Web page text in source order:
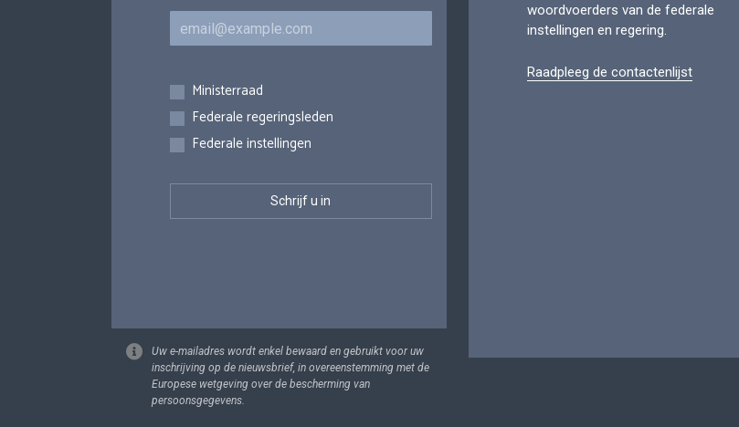
E-mail
Inschrijvingen
Ministerraad
Federale regeringsleden
Federale instellingen
Uw e-mailadres wordt enkel bewaard en gebruikt voor uw
inschrijving op de nieuwsbrief, in overeenstemming met de
Europese wetgeving over de bescherming van
persoonsgegevens.
woordvoerders van de federale
instellingen en regering.
Raadpleeg de contactenlijst